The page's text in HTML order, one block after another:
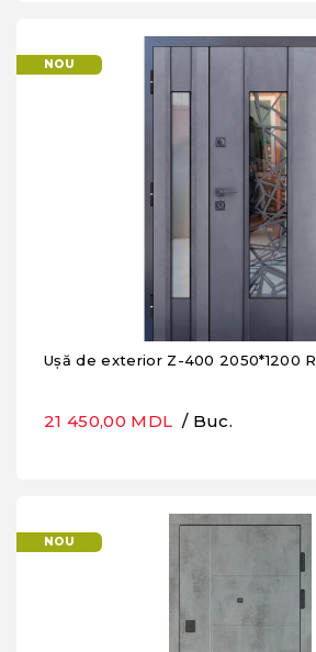
NOU
Ușă de exterior Z-400 2050*1200 R
21 450,00 MDL / Buc.
NOU